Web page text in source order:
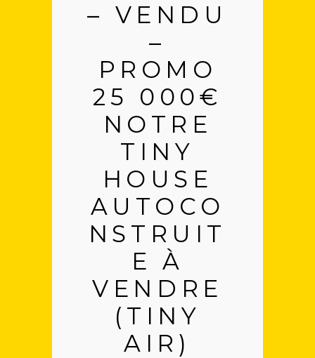
– VENDU
–
PROMO
25 000€
NOTRE
TINY
HOUSE
AUTOCO
NSTRUIT
E À
VENDRE
(TINY
AIR)